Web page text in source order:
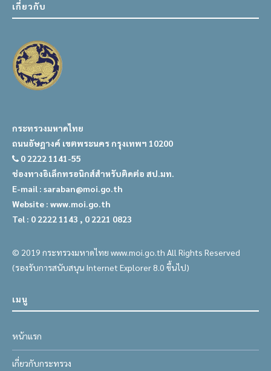
เกี่ยวกับ
กระทรวงมหาดไทย
ถนนอัษฎางค์ เขตพระนคร กรุงเทพฯ 10200
0 2222 1141-55
ช่องทางอิเล็กทรอนิกส์สำหรับติดต่อ สป.มท.
E-mail : saraban@moi.go.th
Website : www.moi.go.th
Tel : 0 2222 1143 , 0 2221 0823
© 2019 กระทรวงมหาดไทย www.moi.go.th All Rights Reserved
(รองรับการสนับสนุน Internet Explorer 8.0 ขึ้นไป)
เมนู
หน้าแรก
เกี่ยวกับกระทรวง